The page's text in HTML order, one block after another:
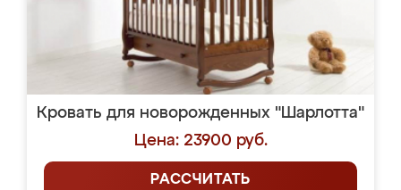
Кровать для новорожденных "Шарлотта"
Цена: 23900 руб.
РАССЧИТАТЬ